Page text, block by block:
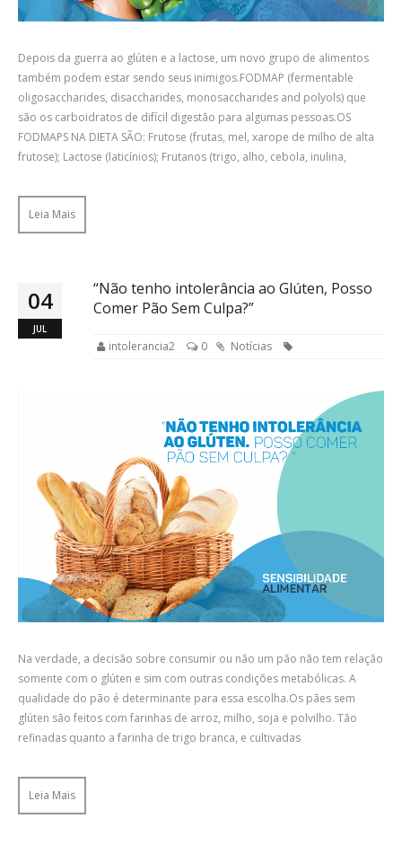
Depois da guerra ao glúten e a lactose, um novo grupo de alimentos
também podem estar sendo seus inimigos.FODMAP (fermentable
oligosaccharides, disaccharides, monosaccharides and polyols) que
são os carboidratos de difícil digestão para algumas pessoas.OS
FODMAPS NA DIETA SÃO: Frutose (frutas, mel, xarope de milho de alta
frutose); Lactose (laticínios); Frutanos (trigo, alho, cebola, inulina,
Leia Mais
04
JUL
“Não tenho intolerância ao Glúten, Posso
Comer Pão Sem Culpa?”
intolerancia2 0 Notícias
Na verdade, a decisão sobre consumir ou não um pão não tem relação
somente com o glúten e sim com outras condições metabólicas. A
qualidade do pão é determinante para essa escolha.Os pães sem
glúten são feitos com farinhas de arroz, milho, soja e polvilho. Tão
refinadas quanto a farinha de trigo branca, e cultivadas
Leia Mais